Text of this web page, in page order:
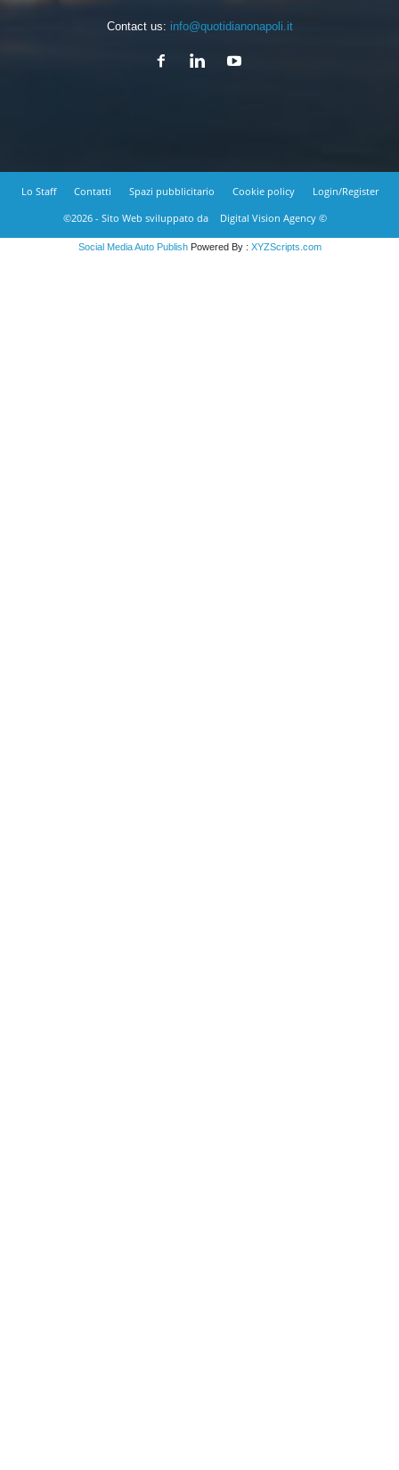
Contact us: info@quotidianonapoli.it
Lo Staff Contatti Spazi pubblicitario Cookie policy
Login/Register
©2026 - Sito Web sviluppato da
Digital Vision Agency ©
Social Media Auto PublishPowered By : XYZScripts.com